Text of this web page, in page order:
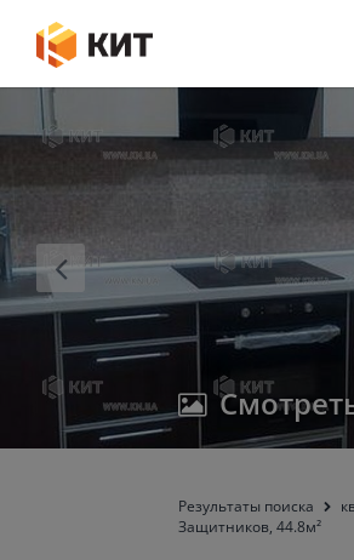
Результаты поиска
Защитников, 44.8м²